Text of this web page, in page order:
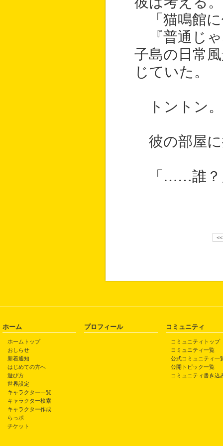
「猫鳴館
『普通じゃ
子島の日常
じていた。
トントン。
彼の部屋に
「……誰？
ホーム
ホームトップ
おしらせ
新着通知
はじめての方へ
遊び方
世界設定
キャラクター一覧
キャラクター検索
キャラクター作成
らっポ
チケット
プロフィール コミュニティ
コミュニティトップ
コミュニティ一覧
公式コミュニティ一
公開トピック一覧
コミュニティ書き込